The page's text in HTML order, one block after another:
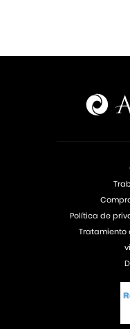
Política de
Tratamiento